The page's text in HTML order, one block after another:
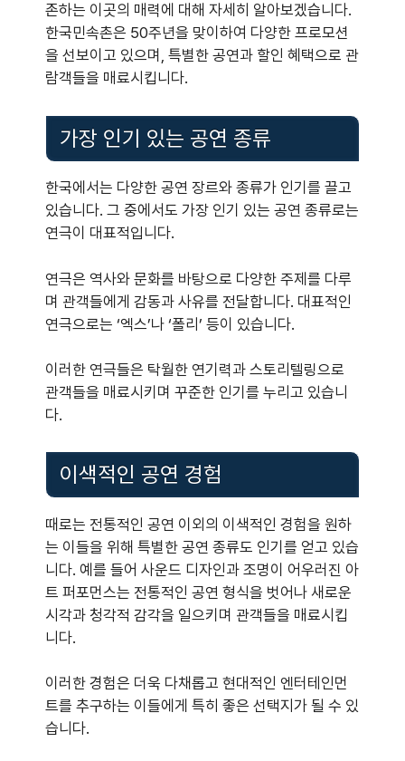
존하는 이곳의 매력에 대해 자세히 알아보겠습니다.
한국민속촌은 50주년을 맞이하여 다양한 프로모션
을 선보이고 있으며, 특별한 공연과 할인 혜택으로 관
람객들을 매료시킵니다.
가장 인기 있는 공연 종류
한국에서는 다양한 공연 장르와 종류가 인기를 끌고
있습니다. 그 중에서도 가장 인기 있는 공연 종류로는
연극이 대표적입니다.
연극은 역사와 문화를 바탕으로 다양한 주제를 다루
며 관객들에게 감동과 사유를 전달합니다. 대표적인
연극으로는 ‘엑스’나 ‘폴리’ 등이 있습니다.
이러한 연극들은 탁월한 연기력과 스토리텔링으로
관객들을 매료시키며 꾸준한 인기를 누리고 있습니
다.
이색적인 공연 경험
때로는 전통적인 공연 이외의 이색적인 경험을 원하
는 이들을 위해 특별한 공연 종류도 인기를 얻고 있습
니다. 예를 들어 사운드 디자인과 조명이 어우러진 아
트 퍼포먼스는 전통적인 공연 형식을 벗어나 새로운
시각과 청각적 감각을 일으키며 관객들을 매료시킵
니다.
이러한 경험은 더욱 다채롭고 현대적인 엔터테인먼
트를 추구하는 이들에게 특히 좋은 선택지가 될 수 있
습니다.